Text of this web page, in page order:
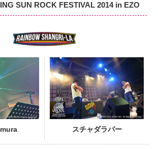
SUN ROCK FESTIVAL 2014 in EZO
スチャダラパー